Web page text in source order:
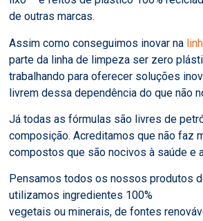
de outras marcas.
Assim como conseguimos inovar na
parte da linha de limpeza ser zero
trabalhando para oferecer soluções
livrem dessa dependência do que não
Já todas as fórmulas são livres de
composição. Acreditamos que não faz
compostos que são nocivos à saúde e
Pensamos todos os nossos produtos
utilizamos ingredientes 100%
vegetais ou minerais, de fontes